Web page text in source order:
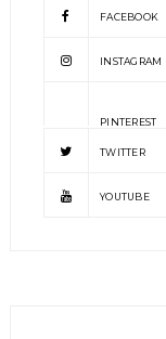
FACEBOOK
INSTAGRAM
PINTEREST
TWITTER
YOUTUBE